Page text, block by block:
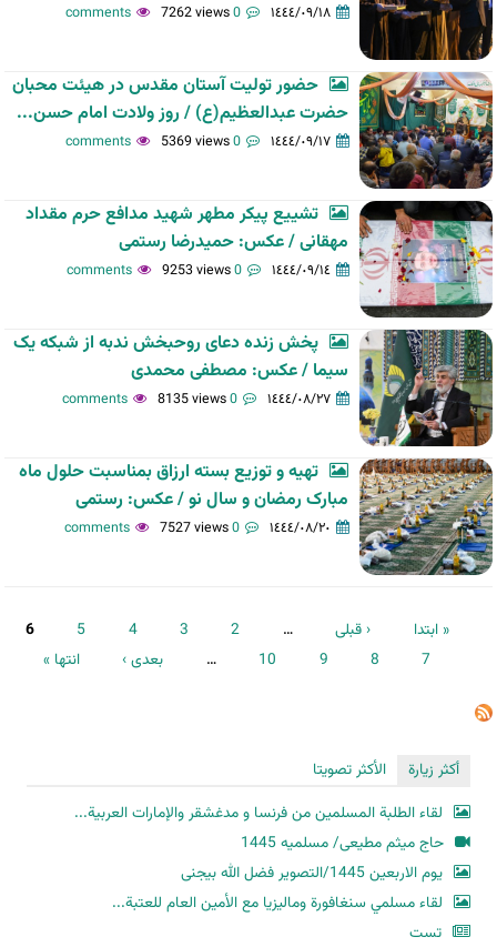
١٤٤٤/٠٩/١٨ 0 comments
7262 views
حضور تولیت آستان مقدس در هیئت محبان
حضرت عبدالعظیم(ع) / روز ولادت امام حسن...
١٤٤٤/٠٩/١٧ 0 comments
5369 views
تشییع پیکر مطهر شهید مدافع حرم مقداد
مهقانی / عکس: حمیدرضا رستمی
١٤٤٤/٠٩/١٤ 0 comments
9253 views
پخش زنده دعای روحبخش ندبه از شبکه یک
سیما / عکس: مصطفی محمدی
١٤٤٤/٠٨/٢٧ 0 comments
8135 views
تهیه و توزیع بسته ارزاق بمناسبت حلول ماه
مبارک رمضان و سال نو / عکس: رستمی
١٤٤٤/٠٨/٢٠ 0 comments
7527 views
الصفحات
« ابتدا ‹ قبلی …
2
3
4
5
6
7
8
9
10
… بعدی › انتها »
أكثر زيارة
الأكثر تصويتا
لقاء الطلبة المسلمين من فرنسا و مدغشقر والإمارات العربية...
حاج میثم مطیعی/ مسلمیه 1445
یوم الاربعین 1445/التصویر فضل الله بیجنی
لقاء مسلمي سنغافورة وماليزيا مع الأمين العام للعتبة...
تست